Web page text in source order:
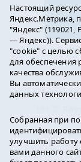
E-mail:
Настоящий
Яндекс.Метрика,
"Яндекс" (119021,
— Яндекс)).
"cookie" с целью
для обеспечения
качества
Вы
данных
Собранная при
улучшить работу
вами данного